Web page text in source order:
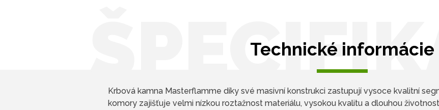
Technické informácie
Krbová kamna Masterflamme díky své masivní konstrukci zastupují vysoce kvalitní
komory zajišťuje velmi nízkou roztažnost materiálu, vysokou kvalitu a dlouhou